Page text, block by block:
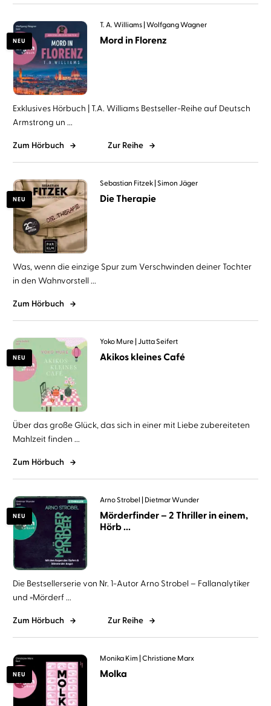
NEU
T. A. Williams Wolfgang Wagner
Mord in Florenz
Exklusives Hörbuch | T.A. Williams Bestseller-Reihe auf Deutsch
Armstrong un ...
Zum Hörbuch Zur Reihe
NEU
Sebastian Fitzek Simon Jäger
Die Therapie
Was, wenn die einzige Spur zum Verschwinden deiner Tochter
in den Wahnvorstell ...
Zum Hörbuch
NEU
Yoko Mure Jutta Seifert
Akikos kleines Café
Über das große Glück, das sich in einer mit Liebe zubereiteten
Mahlzeit finden ...
Zum Hörbuch
NEU
Arno Strobel Dietmar Wunder
Mörderfinder – 2 Thriller in einem,
Hörb ...
Die Bestsellerserie von Nr. 1-Autor Arno Strobel – Fallanalytiker
und »Mörderf ...
Zum Hörbuch Zur Reihe
NEU
Monika Kim Christiane Marx
Molka